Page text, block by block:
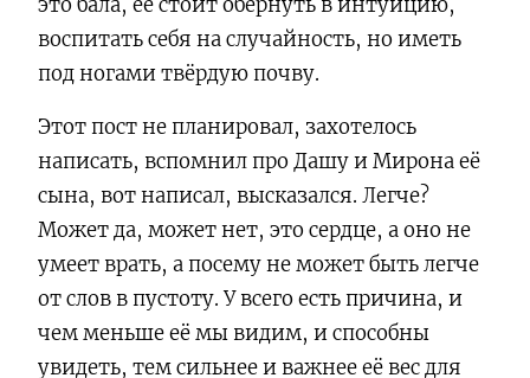
это бала, её стоит обернуть в интуицию,
воспитать себя на случайность, но иметь
под ногами твёрдую почву.
Этот пост не планировал, захотелось
написать, вспомнил про Дашу и Мирона её
сына, вот написал, высказался. Легче?
Может да, может нет, это сердце, а оно не
умеет врать, а посему не может быть легче
от слов в пустоту. У всего есть причина, и
чем меньше её мы видим, и способны
увидеть, тем сильнее и важнее её вес для